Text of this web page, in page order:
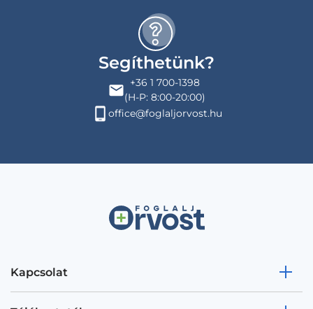
Segíthetünk?
+36 1 700-1398
(H-P: 8:00-20:00)
office@foglaljorvost.hu
Kapcsolat